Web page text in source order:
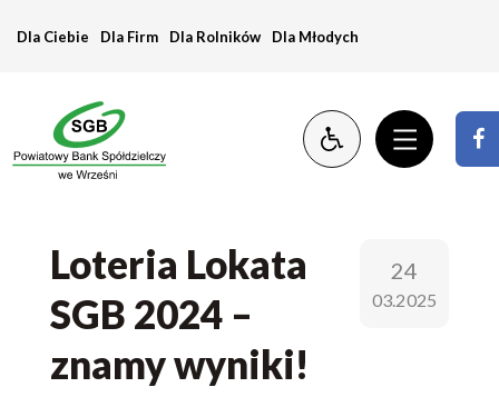
Loteria
SGB
2024
znamy
wyniki!
Dla Ciebie Dla Firm Dla Rolników Dla Młodych
Loteria Lokata
SGB 2024 –
znamy wyniki!
24
03.2025